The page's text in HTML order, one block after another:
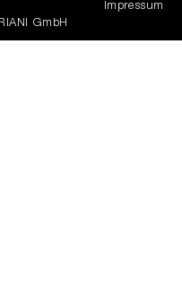
Impressum
GmbH